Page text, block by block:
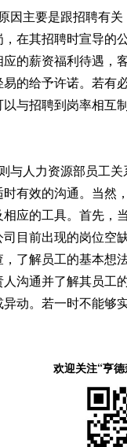
主要是跟招聘有关
在其招聘时宣导的
的薪资福利待遇，
的给予许诺。若有
与招聘到岗率相互
人力资源部员工
有效的沟通。当然
应的工具。首先，
目前出现的岗位空
了解员工的基本想
沟通并了解其员工
动。若一时不能够
欢迎关注“亨